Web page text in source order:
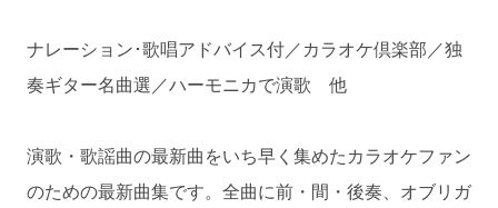
ナレーション･歌唱アドバイス付／カラオケ倶楽部／独
奏ギター名曲選／ハーモニカで演歌 他
演歌・歌謡曲の最新曲をいち早く集めたカラオケファン
のための最新曲集です。全曲に前・間・後奏、オブリガ